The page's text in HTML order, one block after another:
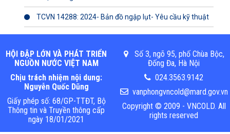
TCVN 14288: 2024- Bản đồ ngập lụt- Yêu cầu kỹ thuật
HỘI ĐẬP LỚN VÀ PHÁT TRIỂN
NGUỒN NƯỚC VIỆT NAM
Chịu trách nhiệm nội dung:
Nguyễn Quốc Dũng
Giấy phép số: 68/GP-TTĐT, Bộ
Thông tin và Truyền thông cấp
ngày 18/01/2021
Số 3, ngõ 95, phố Chùa Bộc,
Đống Đa, Hà Nội
024.3563.9142
vanphongvncold@mard.gov.vn
Copyright © 2009 - VNCOLD. All
rights reserved